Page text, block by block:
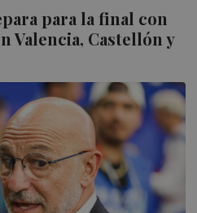
para la final con
Valencia, Castellón y